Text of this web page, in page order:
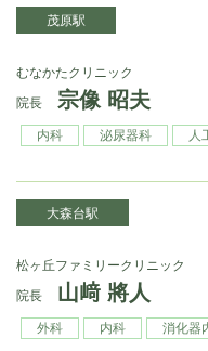
茂原駅
むなかたクリニック
院長
宗像 昭夫
内科 泌尿器科 人
大森台駅
松ヶ丘ファミリークリニック
院長
山﨑 將人
外科 内科 消化器